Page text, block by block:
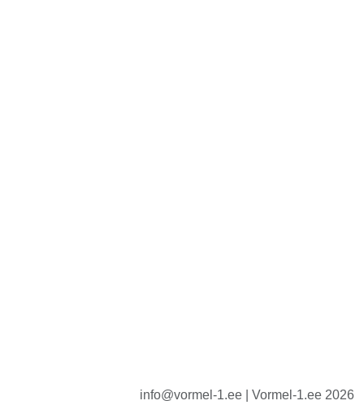
info@vormel-1.ee | Vormel-1.ee 2026